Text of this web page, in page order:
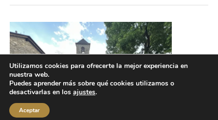
Utilizamos cookies para ofrecerte la mejor experiencia en
nuestra web.
Puedes aprender más sobre qué cookies utilizamos o
desactivarlas en los ajustes.
Aceptar